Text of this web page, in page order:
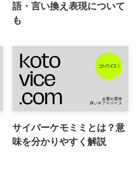
語・言い換え表現について
も
サイバーケモミミとは？意
味を分かりやすく解説